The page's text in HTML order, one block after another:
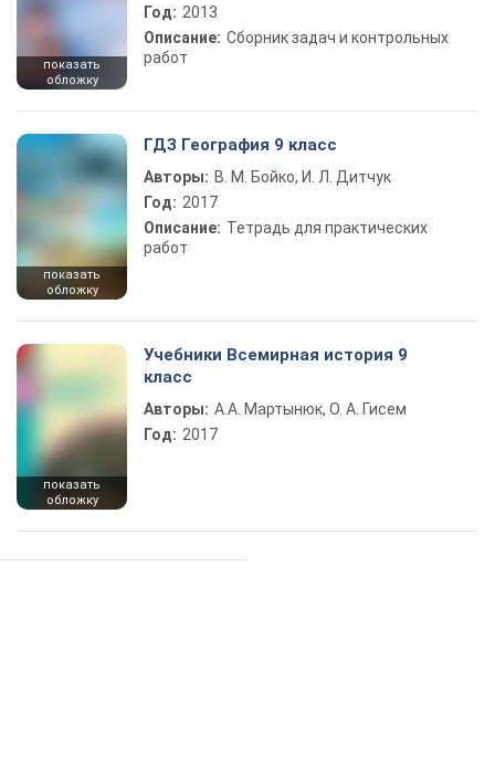
показать
обложку
Год: 2013
Описание: Сборник задач и контрольных
работ
показать
обложку
ГДЗ География 9 класс
Авторы: В. М. Бойко, И. Л. Дитчук
Год: 2017
Описание: Тетрадь для практических
работ
показать
обложку
Учебники Всемирная история 9
класс
Авторы: А.А. Мартынюк, О. А. Гисем
Год: 2017